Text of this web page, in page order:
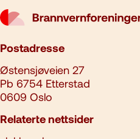
Postadresse
Østensjøveien 27
Pb 6754 Etterstad
0609 Oslo
Relaterte nettsider